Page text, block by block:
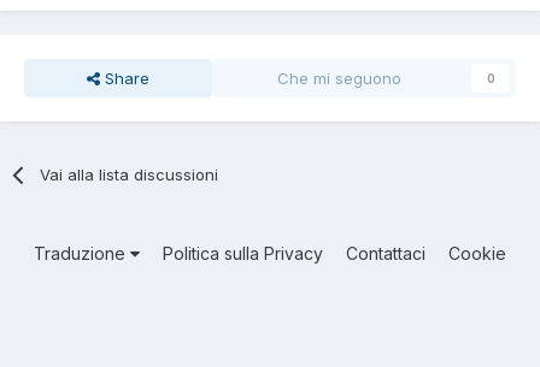
Share Che mi seguono 0
Vai alla lista discussioni
Traduzione Politica sulla Privacy Contattaci Cookie